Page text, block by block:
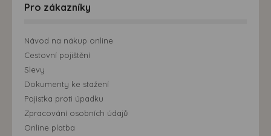
Pro zákazníky
Návod na nákup online
Cestovní pojištění
Slevy
Dokumenty ke stažení
Pojistka proti úpadku
Zpracování osobních údajů
Online platba